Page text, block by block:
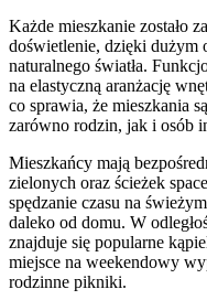
Każde mieszkanie zostało
doświetlenie, dzięki dużym
naturalnego światła.
na elastyczną aranżację
co sprawia, że mieszkania
zarówno rodzin, jak i osób
Mieszkańcy mają
zielonych oraz ścieżek
spędzanie czasu na
daleko od domu. W
znajduje się popularne
miejsce na weekendowy
rodzinne pikniki.